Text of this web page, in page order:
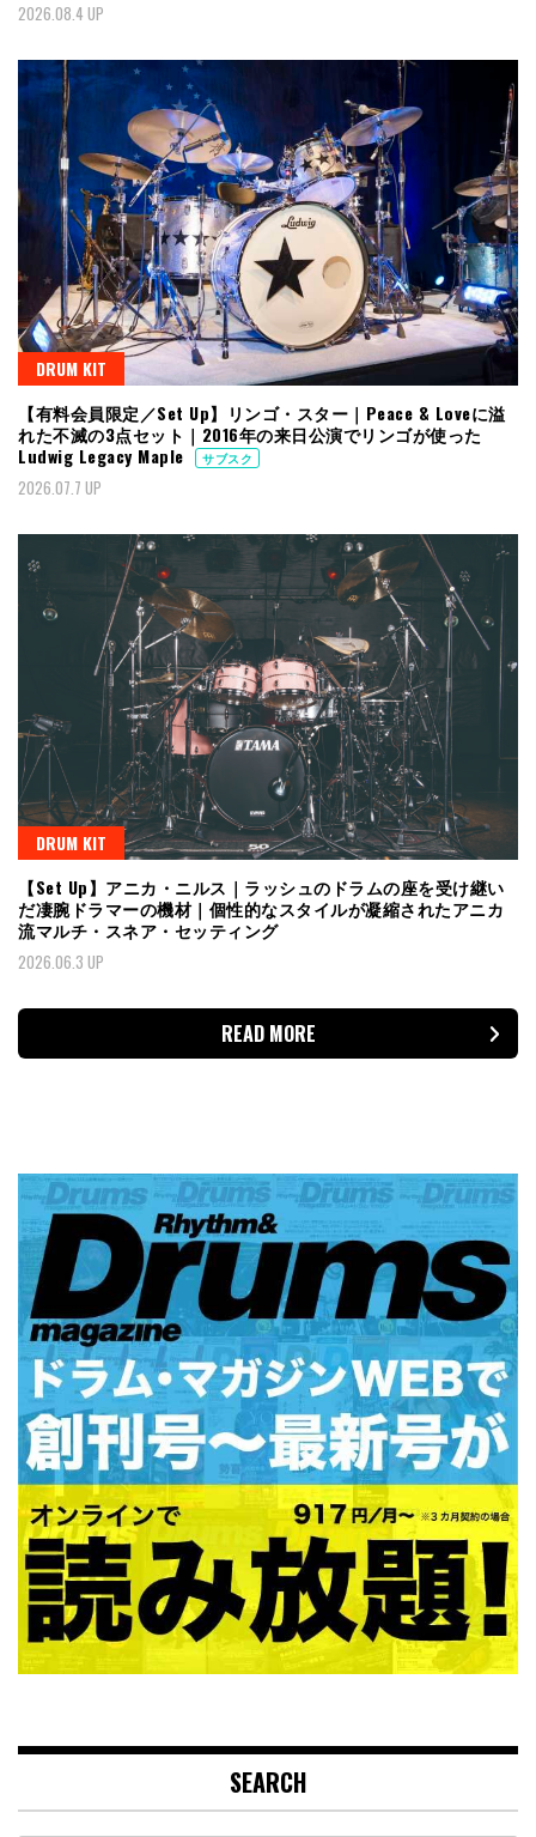
2026.08.4 UP
DRUM KIT
【有料会員限定／Set Up】リンゴ・スター｜Peace & Loveに溢
れた不滅の3点セット｜2016年の来日公演でリンゴが使った
Ludwig Legacy Maple
サブスク
2026.07.7 UP
DRUM KIT
【Set Up】アニカ・ニルス｜ラッシュのドラムの座を受け継い
だ凄腕ドラマーの機材｜個性的なスタイルが凝縮されたアニカ
流マルチ・スネア・セッティング
2026.06.3 UP
READ MORE
SEARCH